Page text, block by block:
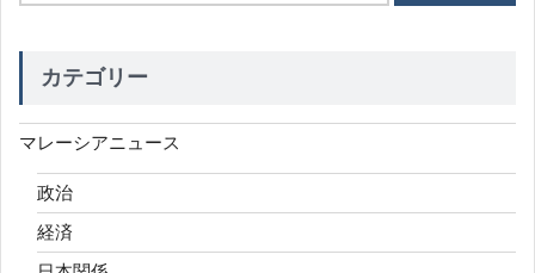
カテゴリー
マレーシアニュース
政治
経済